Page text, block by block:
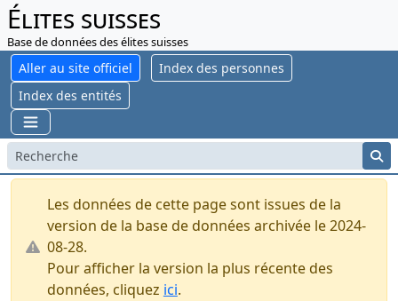
Élites suisses
Base de données des élites suisses
Aller au site officiel
Index des personnes
Index des entités
Les données de cette page sont issues de la
version de la base de données archivée le 2024-
08-28.
Pour afficher la version la plus récente des
données, cliquez ici.